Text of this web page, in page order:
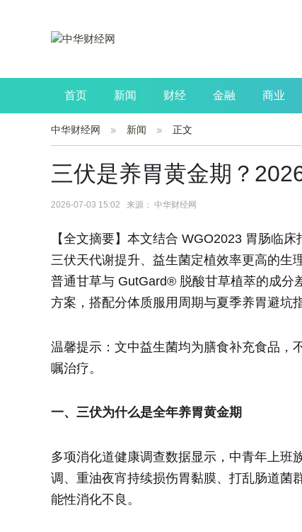
首页 新闻 财经 金融 商业
公司 生活 读书
中华财经网 新闻 正文
三伏是养胃黄金期？
2026-07-03 15:02 来源： 中华财经网
【全文摘要】本文结合 WGO2023 胃肠临
三伏天代谢提升、益生菌定植效率更高的生
普通甘草与 GutGard® 脱酸甘草植萃的成分
方案，搭配分体质服用周期与夏季养胃避坑
温馨提示：文中益生菌均为膳食补充食品，
嘱治疗。
一、三伏为什么是全年养胃黄金期
多项消化道健康调查数据显示，中青年上班
调、重油夜宵持续损伤胃黏膜、打乱肠道菌
能性消化不良。